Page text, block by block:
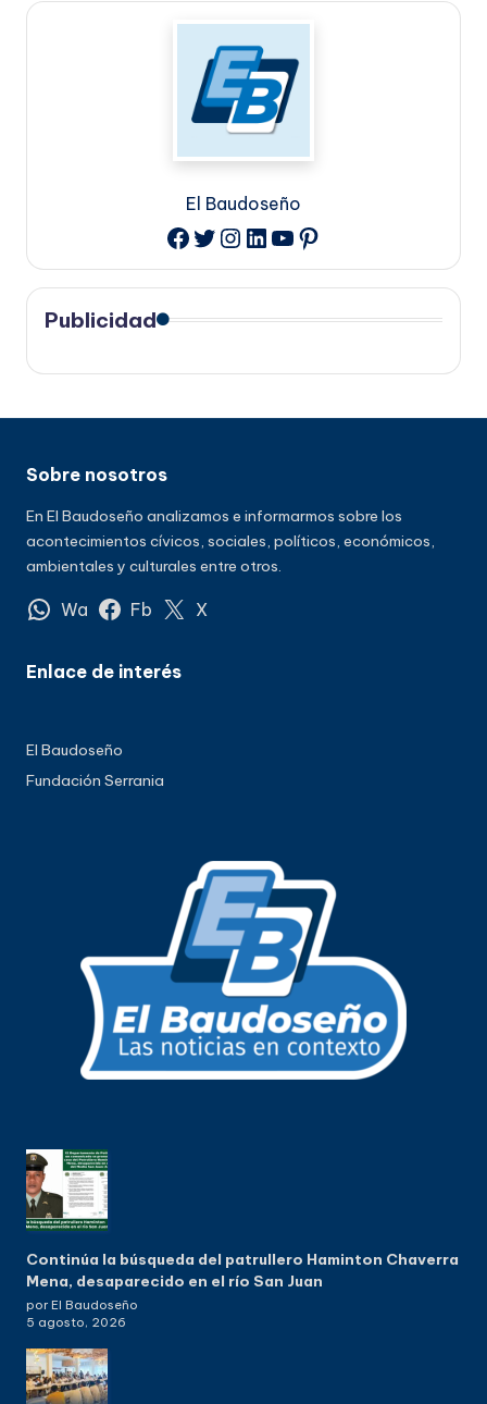
El Baudoseño
Facebook
Twitter
Instagram
LinkedIn
YouTube
Pinterest
Publicidad
Sobre nosotros
En El Baudoseño analizamos e informarmos sobre los
acontecimientos cívicos, sociales, políticos, económicos,
ambientales y culturales entre otros.
Wa Fb X
Enlace de interés
El Baudoseño
Fundación Serrania
Continúa la búsqueda del patrullero Haminton Chaverra
Mena, desaparecido en el río San Juan
por El Baudoseño
5 agosto, 2026